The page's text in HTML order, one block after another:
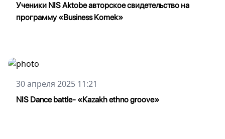
Ученики NIS Aktobe авторское свидетельство на
программу «Business Komek»
30 апреля 2025 11:21
NIS Dance battle- «Kazakh ethno groove»